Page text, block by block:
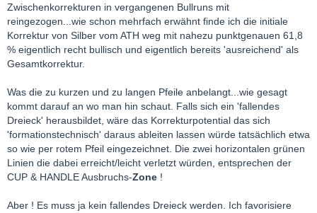
Zwischenkorrekturen in vergangenen Bullruns mit
reingezogen...wie schon mehrfach erwähnt finde ich die initiale
Korrektur von Silber vom ATH weg mit nahezu punktgenauen 61,8
% eigentlich recht bullisch und eigentlich bereits 'ausreichend' als
Gesamtkorrektur.
Was die zu kurzen und zu langen Pfeile anbelangt...wie gesagt
kommt darauf an wo man hin schaut. Falls sich ein 'fallendes
Dreieck' herausbildet, wäre das Korrekturpotential das sich
'formationstechnisch' daraus ableiten lassen würde tatsächlich etwa
so wie per rotem Pfeil eingezeichnet. Die zwei horizontalen grünen
Linien die dabei erreicht/leicht verletzt würden, entsprechen der
CUP & HANDLE Ausbruchs-Zone !
Aber ! Es muss ja kein fallendes Dreieck werden. Ich favorisiere